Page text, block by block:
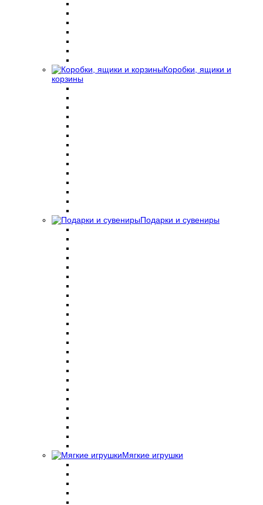
Коробки, ящики и
корзины
Подарки и сувениры
Мягкие игрушки